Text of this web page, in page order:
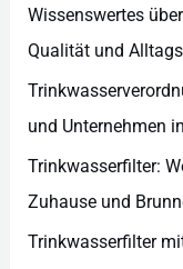
Wissenswertes
Qualität und
und Unternehmen
Trinkwasserfilter:
Zuhause und
Trinkwasserfilter
e
n